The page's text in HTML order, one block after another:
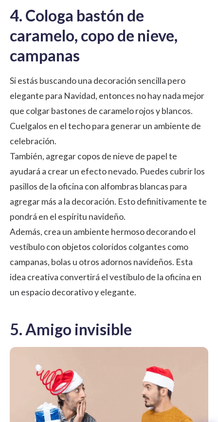
4. Cologa bastón de
caramelo, copo de nieve,
campanas
Si estás buscando una decoración sencilla pero
elegante para Navidad, entonces no hay nada mejor
que colgar bastones de caramelo rojos y blancos.
Cuelgalos en el techo para generar un ambiente de
celebración.
También, agregar copos de nieve de papel te
ayudará a crear un efecto nevado. Puedes cubrir los
pasillos de la oficina con alfombras blancas para
agregar más a la decoración. Esto definitivamente te
pondrá en el espíritu navideño.
Además, crea un ambiente hermoso decorando el
vestíbulo con objetos coloridos colgantes como
campanas, bolas u otros adornos navideños. Esta
idea creativa convertirá el vestíbulo de la oficina en
un espacio decorativo y elegante.
5. Amigo invisible